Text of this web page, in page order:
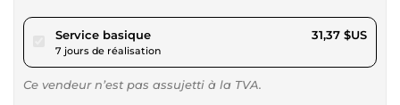
Service basiquepour 28,91 $US
7 jours de réalisation
31,37 $US
Ce vendeur n’est pas assujetti à la TVA.